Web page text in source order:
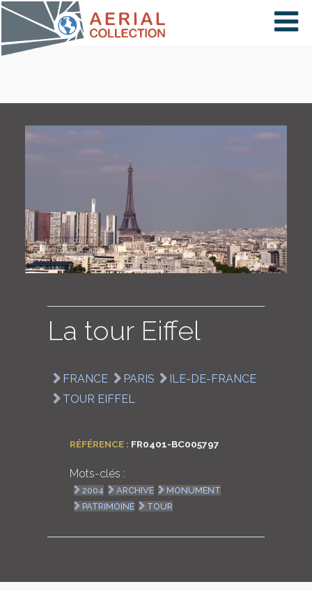
×
COLLECTIONS
La tour Eiffel
FRANCE PARIS
ILE-DE-FRANCE
TOUR EIFFEL
RÉFÉRENCE : FR0401-BC005797
Mots-clés :
2004 ARCHIVE
MONUMENT
PATRIMOINE
TOUR